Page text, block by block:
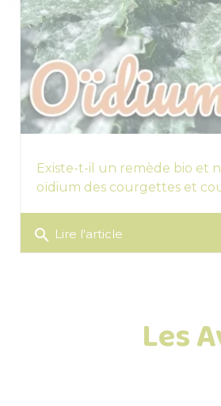
Existe-t-il un remède bio et
oïdium des courgettes et
search Lire l'article
Les